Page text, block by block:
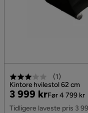
(1)
Kintore hvilestol 62 cm
Pris
3 999 kr
Original
Pris
Før 4 799 kr
Tidligere laveste pris 3